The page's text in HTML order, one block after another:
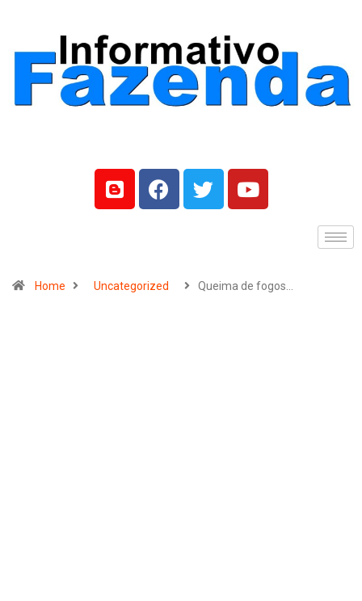
Home Uncategorized Queima de fogos…